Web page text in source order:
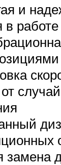
и
в работе
замена